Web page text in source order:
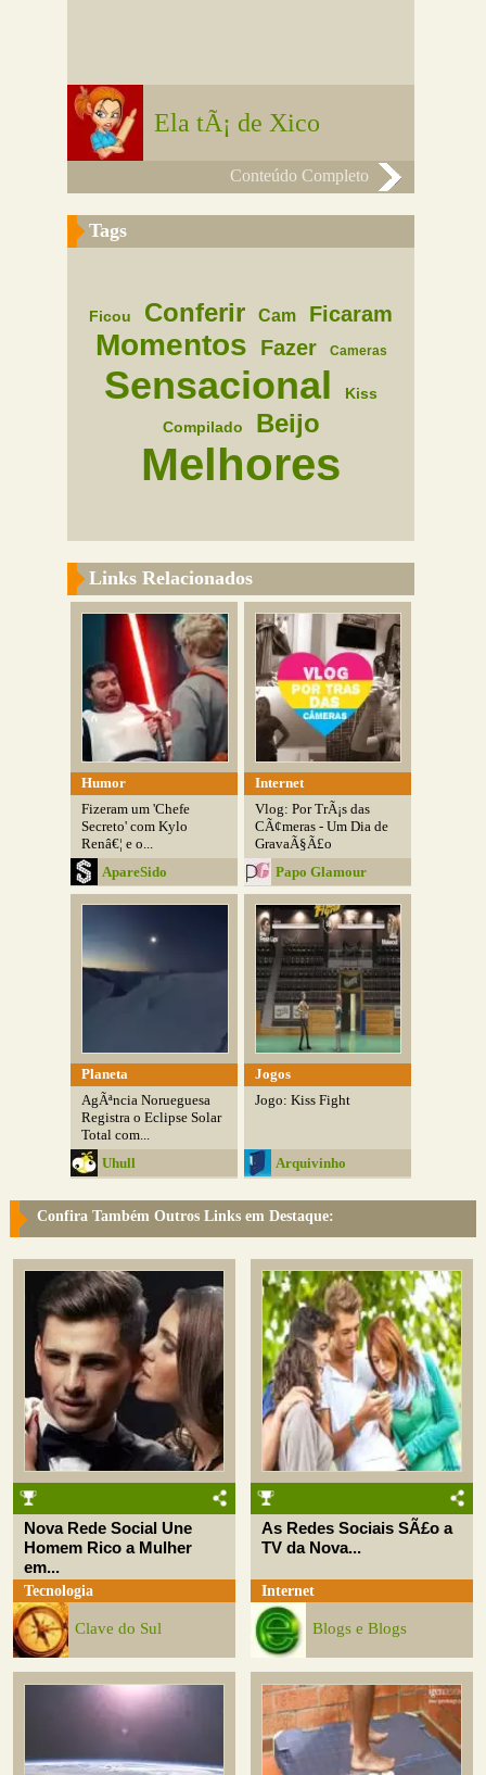
Ela tÃ¡ de Xico
Conteúdo Completo
Tags
Ficou Conferir Cam Ficaram
Momentos Fazer Cameras
Sensacional
Kiss
Compilado
Beijo
Melhores
Links Relacionados
Humor
Fizeram um 'Chefe
Secreto' com Kylo
Renâ€¦ e o...
ApareSido
Internet
Vlog: Por TrÃ¡s das
CÃ¢meras - Um Dia de
GravaÃ§Ã£o
Papo Glamour
Planeta
AgÃªncia Norueguesa
Registra o Eclipse Solar
Total com...
Uhull
Jogos
Jogo: Kiss Fight
Arquivinho
Confira Também Outros Links em Destaque:
Nova Rede Social Une
Homem Rico a Mulher
em...
Tecnologia
Clave do Sul
As Redes Sociais SÃ£o a
TV da Nova...
Internet
Blogs e Blogs